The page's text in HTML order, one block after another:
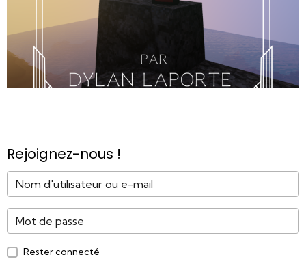
Rejoignez-nous !
Rester connecté